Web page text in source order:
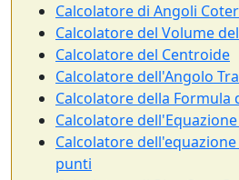
Calcolatore di Angoli
Calcolatore del Volume
Calcolatore del Centroide
Calcolatore dell'Angolo
Calcolatore della Formula
Calcolatore
Calcolatore
punti